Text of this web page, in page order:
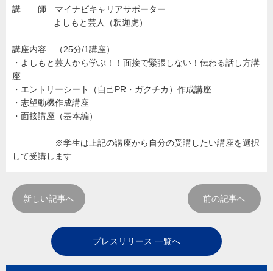
講 師 マイナビキャリアサポーター
よしもと芸人（釈迦虎）
講座内容 （25分/1講座）
・よしもと芸人から学ぶ！！面接で緊張しない！伝わる話し方講
座
・エントリーシート（自己PR・ガクチカ）作成講座
・志望動機作成講座
・面接講座（基本編）
※学生は上記の講座から自分の受講したい講座を選択
して受講します
新しい記事へ
プレスリリース 一覧へ
前の記事へ